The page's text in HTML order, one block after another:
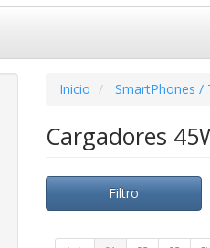
Inicio SmartPhones /
Cargadores
Filtro